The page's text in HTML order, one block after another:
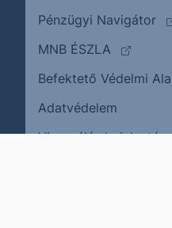
Pénzügyi Navigátor
MNB ÉSZLA
(külső
Befektető Védelmi
Adatvédelem
Visszaélés